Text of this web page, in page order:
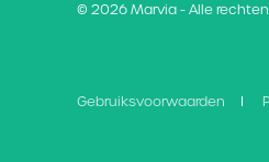
© 2026 Marvia - Alle
Gebruiksvoorwaarden